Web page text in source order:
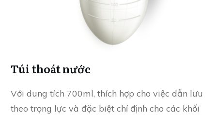
Túi thoát nước
Với dung tích 700ml, thích hợp cho việc dẫn lưu
theo trọng lực và đặc biệt chỉ định cho các khối